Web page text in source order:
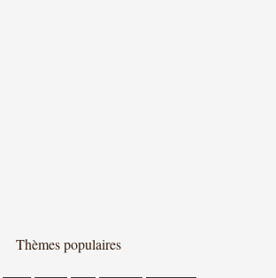
Thèmes populaires